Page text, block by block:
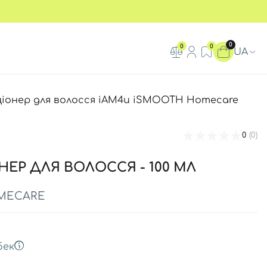
0 0 0
UA
для волосся iAM4u iSMOOTH Homecare
0 (0)
ДЛЯ ВОЛОССЯ - 100 МЛ